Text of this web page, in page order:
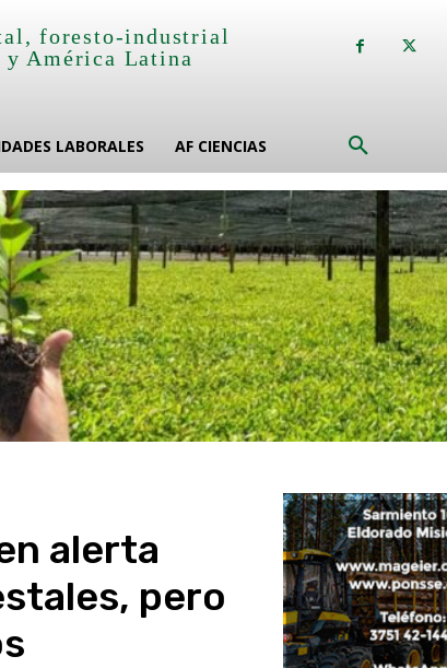
foresto-industrial
América Latina
LABORALES AF CIENCIAS
alerta
pero